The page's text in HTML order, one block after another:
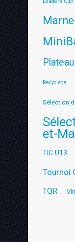
Recyclage
Sélection
et-
TIC U13
Tournoi
TQR